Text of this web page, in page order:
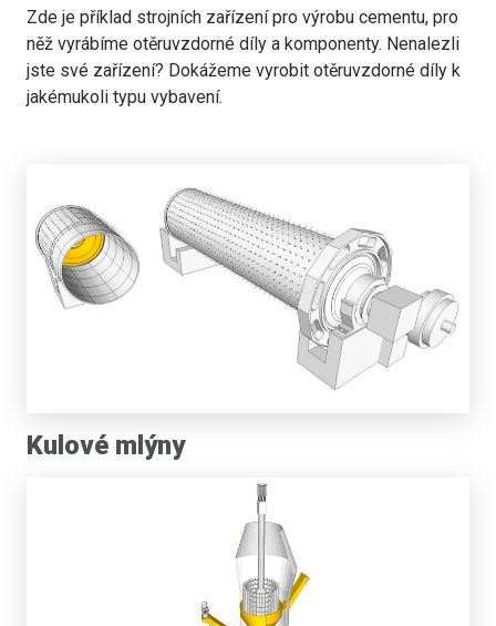
Zde je příklad strojních zařízení pro výrobu cementu, pro
něž vyrábíme otěruvzdorné díly a komponenty. Nenalezli
jste své zařízení? Dokážeme vyrobit otěruvzdorné díly k
jakémukoli typu vybavení.
Kulové mlýny